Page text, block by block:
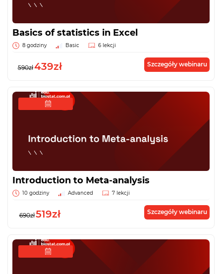
Basics of statistics in Excel
8 godziny Basic 6 lekcji
590zł439zł Szczegóły webinaru
Introduction to Meta-analysis
10 godziny Advanced 7 lekcji
690zł519zł Szczegóły webinaru